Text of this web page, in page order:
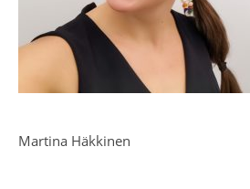
Martina Häkkinen